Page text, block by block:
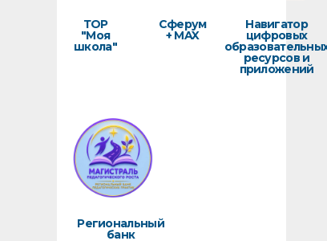
ТОР
"Моя
школа"
Сферум
+ MAX
Навигатор
цифровых
ресурсов и
приложений
Региональный
банк